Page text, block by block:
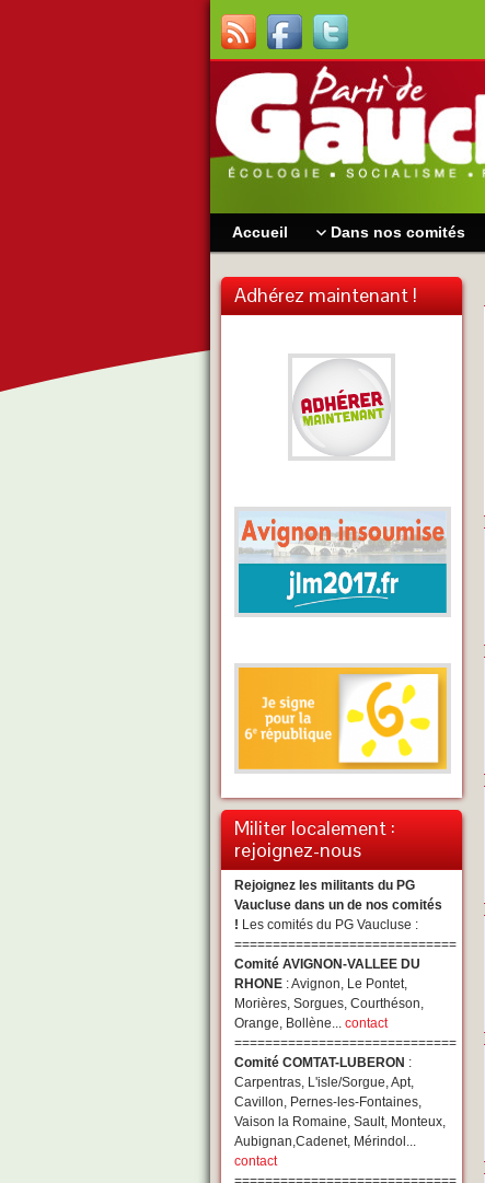
Accueil Dans nos comités
Adhérez maintenant !
Militer localement :
rejoignez-nous
Rejoignez les militants du PG
Vaucluse dans un de nos comités
! Les comités du PG Vaucluse :
=============================
Comité AVIGNON-VALLEE DU
RHONE : Avignon, Le Pontet,
Morières, Sorgues, Courthéson,
Orange, Bollène... contact
=============================
Comité COMTAT-LUBERON :
Carpentras, L'isle/Sorgue, Apt,
Cavillon, Pernes-les-Fontaines,
Vaison la Romaine, Sault, Monteux,
Aubignan,Cadenet, Mérindol...
contact